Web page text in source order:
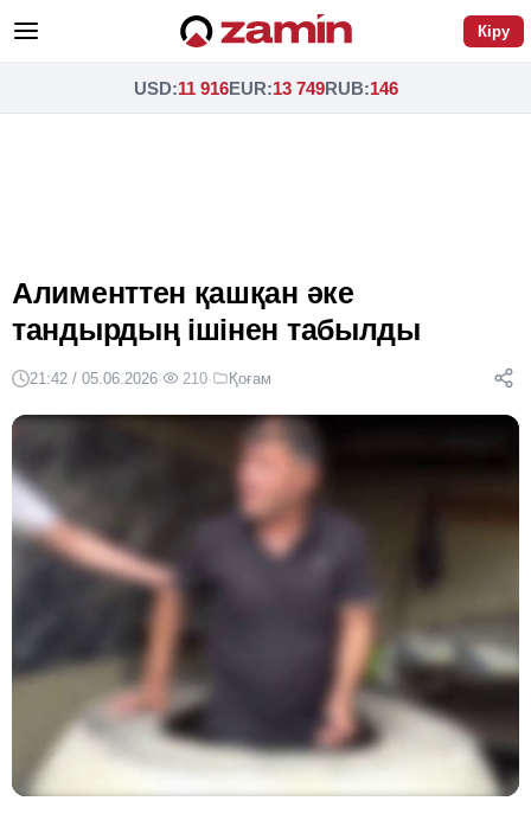
Кіру
USD:11 916EUR:13 749RUB:146
Алименттен қашқан әке
тандырдың ішінен табылды
21:42 / 05.06.2026· 210· Қоғам